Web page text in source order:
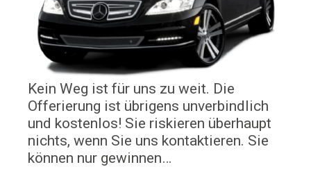
Kein Weg ist für uns zu weit. Die
Offerierung ist übrigens unverbindlich
und kostenlos! Sie riskieren überhaupt
nichts, wenn Sie uns kontaktieren. Sie
können nur gewinnen…